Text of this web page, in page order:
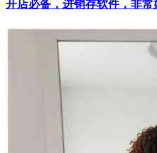
开店必备，进销存软件，非常